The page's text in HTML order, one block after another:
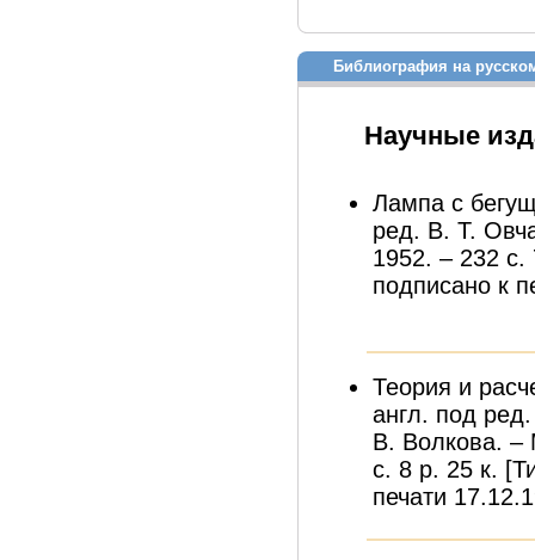
Библиография на
Научные
Лампа с
ред. В. Т.
1952. – 232 с.
подписано к
Теория и
англ. под
В. Волкова. –
с. 8 р. 25 к.
печати